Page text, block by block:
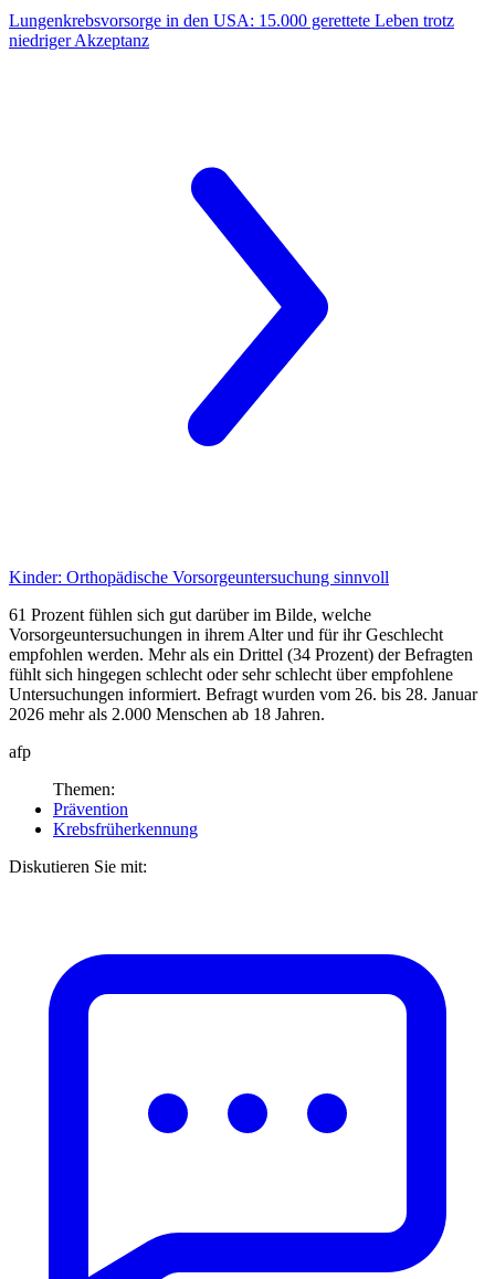
Lungenkrebsvorsorge in den USA: 15.000 gerettete Leben trotz
niedriger Akzeptanz
Kinder: Orthopädische Vorsorgeuntersuchung sinnvoll
61 Prozent fühlen sich gut darüber im Bilde, welche
Vorsorgeuntersuchungen in ihrem Alter und für ihr Geschlecht
empfohlen werden. Mehr als ein Drittel (34 Prozent) der Befragten
fühlt sich hingegen schlecht oder sehr schlecht über empfohlene
Untersuchungen informiert. Befragt wurden vom 26. bis 28. Januar
2026 mehr als 2.000 Menschen ab 18 Jahren.
afp
Themen:
Prävention
Krebsfrüherkennung
Diskutieren Sie mit: